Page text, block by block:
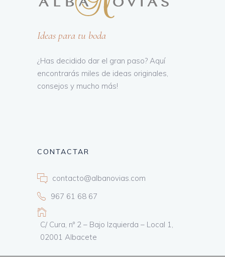
Ideas para tu boda
¿Has decidido dar el gran paso? Aquí
encontrarás miles de ideas originales,
consejos y mucho más!
CONTACTAR
contacto@albanovias.com
967 61 68 67
C/ Cura, nº 2 – Bajo Izquierda – Local 1,
02001 Albacete